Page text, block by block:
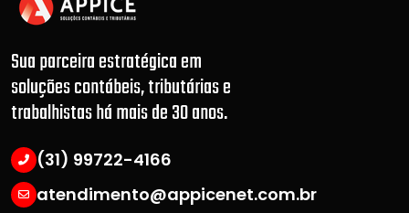
Sua parceira estratégica em
soluções contábeis, tributárias e
trabalhistas há mais de 30 anos.
(31) 99722-4166
atendimento@appicenet.com.br